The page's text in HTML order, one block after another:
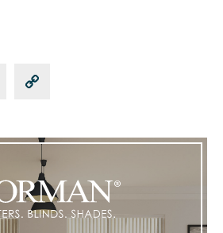
Pin
st k